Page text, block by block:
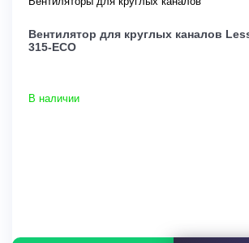
Вентилятор для круглых каналов
315-ECO
В наличии